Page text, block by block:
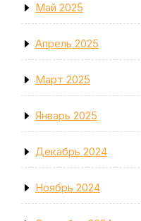
Май 2025
Апрель 2025
Март 2025
Январь 2025
Декабрь 2024
Ноябрь 2024